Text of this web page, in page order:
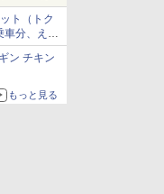
ト（トク
車分、えき
ン チキン
もっと見る